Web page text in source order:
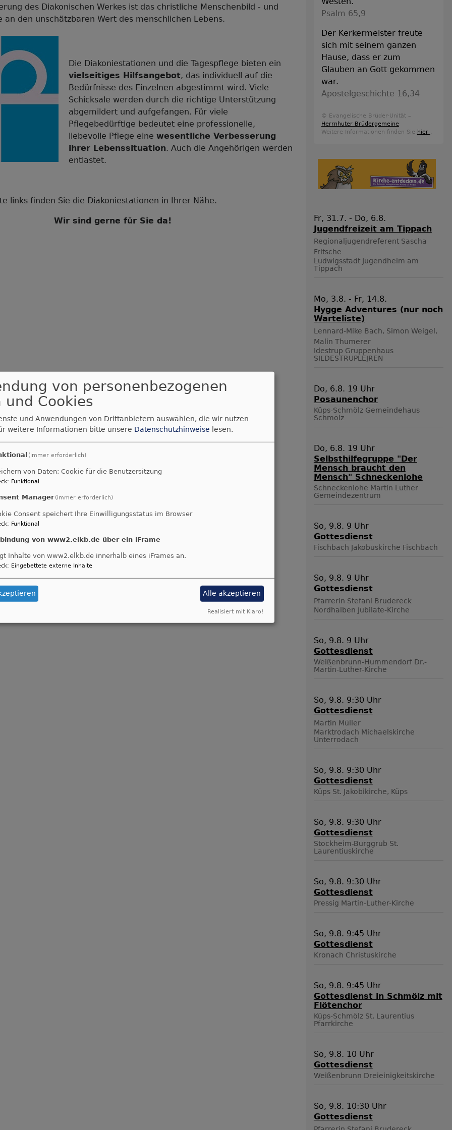
des Diakonischen Werkes ist das christliche Menschenbild - und
an den unschätzbaren Wert des menschlichen Lebens.
Die Diakoniestationen und die Tagespflege bieten ein
vielseitiges Hilfsangebot, das individuell auf die
Bedürfnisse des Einzelnen abgestimmt wird. Viele
Schicksale werden durch die richtige Unterstützung
abgemildert und aufgefangen. Für viele
Pflegebedürftige bedeutet eine professionelle,
liebevolle Pflege einewesentliche Verbesserung
ihrer Lebenssituation.Auch die Angehörigen werden
entlastet.
links finden Sie die Diakoniestationen in Ihrer Nähe.
Wir sind gerne für Sie da!
Psalm 65,9
Der Kerkermeister freute
sich mit seinem ganzen
Hause, dass er zum
Glauben an Gott gekommen
war.
Apostelgeschichte 16,34
© Evangelische Brüder-Unität –
Herrnhuter Brüdergemeine
Weitere Informationen finden Sie hier .
Fr, 31.7. - Do, 6.8.
Jugendfreizeit am Tippach
Regionaljugendreferent Sascha
Fritsche
Ludwigsstadt Jugendheim am
Tippach
Mo, 3.8. - Fr, 14.8.
Hygge Adventures (nur noch
Warteliste)
Lennard-Mike Bach, Simon Weigel,
Malin Thumerer
Idestrup Gruppenhaus
SILDESTRUPLEJREN
Do, 6.8. 19 Uhr
Posaunenchor
Küps-Schmölz Gemeindehaus
Schmölz
Do, 6.8. 19 Uhr
Selbsthilfegruppe "Der
Mensch braucht den
Mensch" Schneckenlohe
Schneckenlohe Martin Luther
Gemeindezentrum
So, 9.8. 9 Uhr
Gottesdienst
Fischbach Jakobuskirche Fischbach
So, 9.8. 9 Uhr
Gottesdienst
Pfarrerin Stefani Brudereck
Nordhalben Jubilate-Kirche
So, 9.8. 9 Uhr
Gottesdienst
Weißenbrunn-Hummendorf Dr.-
Martin-Luther-Kirche
So, 9.8. 9:30 Uhr
Gottesdienst
Martin Müller
Marktrodach Michaelskirche
Unterrodach
So, 9.8. 9:30 Uhr
Gottesdienst
Küps St. Jakobikirche, Küps
So, 9.8. 9:30 Uhr
Gottesdienst
Stockheim-Burggrub St.
Laurentiuskirche
So, 9.8. 9:30 Uhr
Gottesdienst
Pressig Martin-Luther-Kirche
So, 9.8. 9:45 Uhr
Gottesdienst
Kronach Christuskirche
So, 9.8. 9:45 Uhr
Gottesdienst in Schmölz mit
Flötenchor
Küps-Schmölz St. Laurentius
Pfarrkirche
So, 9.8. 10 Uhr
Gottesdienst
Weißenbrunn Dreieinigkeitskirche
So, 9.8. 10:30 Uhr
Gottesdienst
von personenbezogenen
und Cookies
und Anwendungen von Drittanbietern auswählen, die wir nutzen
weitere Informationen bitte unsere Datenschutzhinweise lesen.
(immer erforderlich)
von Daten: Cookie für die Benutzersitzung
: Funktional
Manager (immer erforderlich)
Consent speichert Ihre Einwilligungsstatus im Browser
: Funktional
von www2.elkb.de über ein iFrame
Inhalte von www2.elkb.de innerhalb eines iFrames an.
: Eingebettete externe Inhalte
Alle akzeptieren
Realisiert mit Klaro!